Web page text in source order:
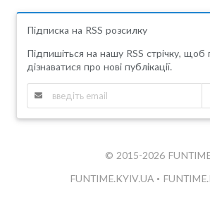
Підписка на RSS розсилку
Підпишіться на нашу RSS стрічку,
дізнаватися про нові публікації.
© 2015-2026
FUNTIME.KYIV.UA •